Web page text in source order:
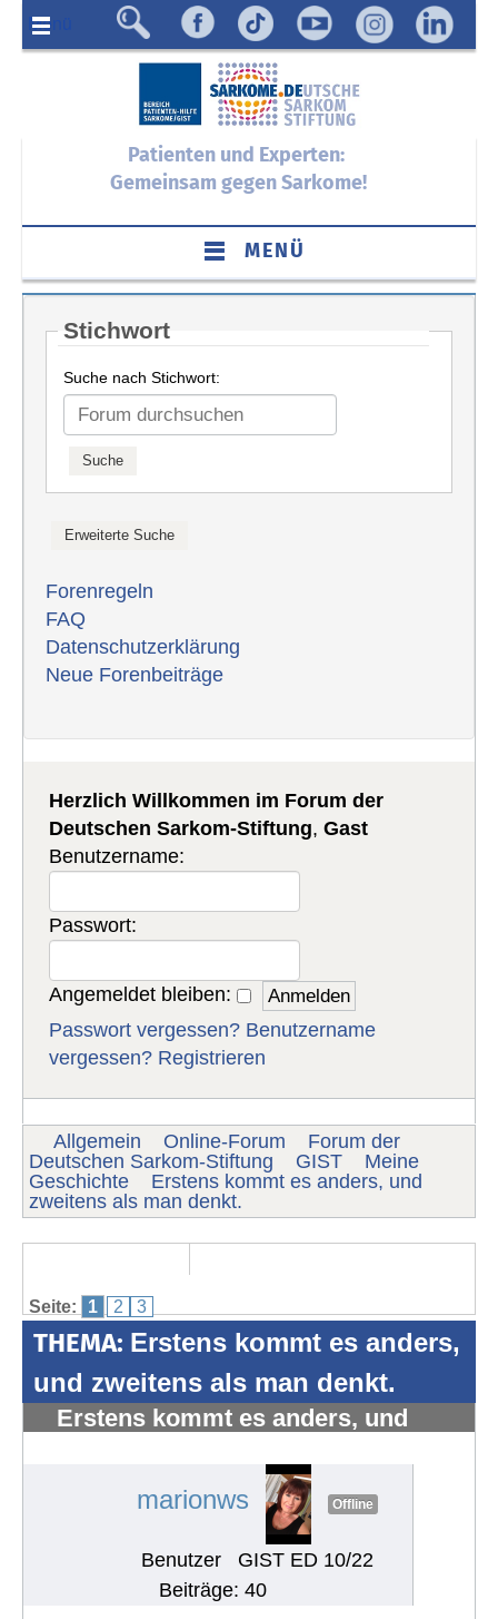
Menü
Patienten und Experten:
Gemeinsam gegen Sarkome!
MENÜ
Stichwort
Suche nach Stichwort:
Forenregeln
FAQ
Datenschutzerklärung
Neue Forenbeiträge
Herzlich Willkommen im Forum der
Deutschen Sarkom-Stiftung,Gast
Benutzername:
Passwort:
Angemeldet bleiben:
Passwort vergessen? Benutzername
vergessen? Registrieren
Allgemein Online-Forum
Forum der
Deutschen Sarkom-Stiftung
GIST
Meine
Geschichte
Erstens kommt es anders, und
zweitens als man denkt.
Seite: 1 2 3
THEMA: Erstens kommt es anders,
und zweitens als man denkt.
Erstens kommt es anders, und
marionws Offline
Benutzer
GIST ED 10/22
Beiträge: 40